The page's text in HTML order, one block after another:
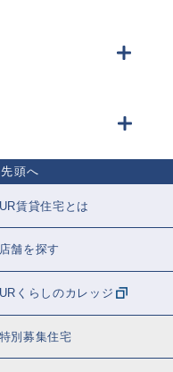
頭へ
UR賃貸住宅とは
店舗を探す
URくらしのカレッジ
特別募集住宅